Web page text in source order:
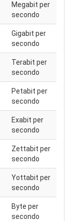
Megabit per
secondo
Gigabit per
secondo
Terabit per
secondo
Petabit per
secondo
Exabit per
secondo
Zettabit per
secondo
Yottabit per
secondo
Byte per
secondo